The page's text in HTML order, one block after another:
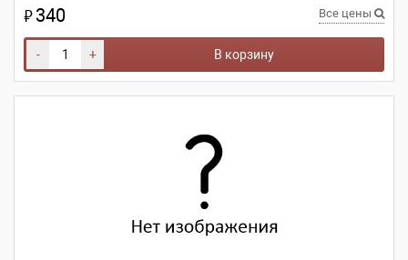
₽340 Все цены
- + В корзину